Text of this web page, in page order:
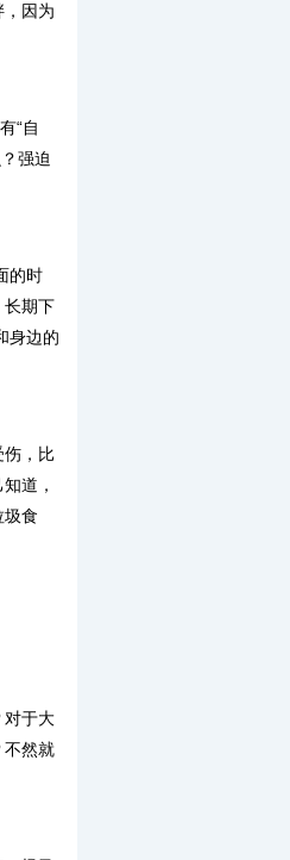
因为
“自
强迫
的时
长期下
身边的
伤，比
道，
圾食
对于大
不然就